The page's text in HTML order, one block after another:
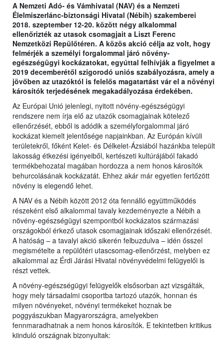
A Nemzeti Adó- és Vámhivatal (NAV) és a Nemzeti
Élelmiszerlánc-biztonsági Hivatal (Nébih) szakemberei
2018. szeptember 12-20. között négy alkalommal
ellenőrizték az utasok csomagjait a Liszt Ferenc
Nemzetközi Repülőtéren. A közös akció célja az volt, hogy
felmérjék a személyi forgalommal járó növény-
egészségügyi kockázatokat, egyúttal felhívják a figyelmet a
2019 decemberétől szigorodó uniós szabályozásra, amely a
jövőben az utazóktól is felelős magatartást vár el a növényi
károsítók terjedésének megakadályozása érdekében.
Az Európai Unió jelenlegi, nyitott növény-egészségügyi
rendszere nem írja elő az utazók csomagjainak kötelező
ellenőrzését, ebből is adódik a személyforgalommal járó
kockázat kiemelt jelentősége napjainkban. Az Európán kívüli
területekről, főként Kelet- és Délkelet-Ázsiából hazánkba települt
lakosság étkezési igényeiből, kertészeti kultúrájából fakadó
termékbehozatal magában hordozza a nem honos károsítók
behurcolásának kockázatát. Ehhez akár már egyetlen fertőzött
növény is elegendő lehet.
A NAV és a Nébih között 2012 óta fennálló együttműködés
részeként első alkalommal tavaly kezdeményezte a Nébih a
növény-egészségügyi szempontból kockázatos származási
országokból érkező utasok csomagjainak időszaki ellenőrzését.
A hatóság – a tavalyi akció sikerén felbuzdulva – idén ősszel
megismételte a repülőtéri utascsomag-ellenőrzést, melyben ez
alkalommal az Érdi Járási Hivatal növényvédelmi felügyelői is
részt vettek.
A növény-egészségügyi felügyelők elsősorban azt vizsgálták,
hogy mely társadalmi csoportba tartozó utazók, honnan és
milyen növényeket, növényi termékeket hoznak be
poggyászukban Magyarországra, amelyekben
fennmaradhatnak a nem honos károsítók. E tekintetben kritikus
kiinduló országnak bizonyultak: